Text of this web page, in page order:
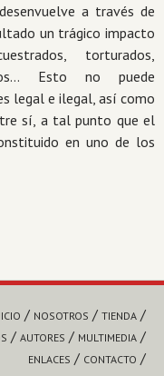
a través de
un trágico impacto
torturados,
Esto no puede
legal e ilegal, así como
sí, a tal punto que el
en uno de los
NOSOTROS
TIENDA
AUTORES
MULTIMEDIA
ENLACES
CONTACTO